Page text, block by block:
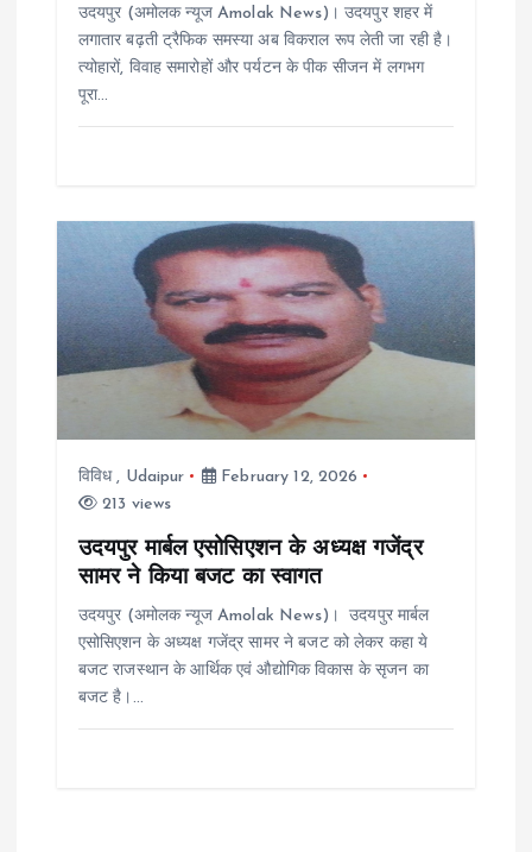
उदयपुर (अमोलक न्यूज Amolak News)। उदयपुर शहर में
लगातार बढ़ती ट्रैफिक समस्या अब विकराल रूप लेती जा रही है।
त्योहारों, विवाह समारोहों और पर्यटन के पीक सीजन में लगभग
पूरा…
विविध, Udaipur
February 12, 2026
213 views
उदयपुर मार्बल एसोसिएशन के अध्यक्ष गजेंद्र
सामर ने किया बजट का स्वागत
उदयपुर (अमोलक न्यूज Amolak News)। उदयपुर मार्बल
एसोसिएशन के अध्यक्ष गजेंद्र सामर ने बजट को लेकर कहा ये
बजट राजस्थान के आर्थिक एवं औद्योगिक विकास के सृजन का
बजट है।…